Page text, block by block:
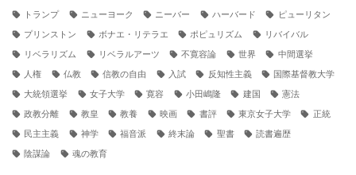
トランプ ニューヨーク ニーバー ハーバード ピューリタン
プリンストン ボナエ・リテラエ ポピュリズム リバイバル
リベラリズム リベラルアーツ 不寛容論 世界 中間選挙
人権 仏教 信教の自由 入試 反知性主義 国際基督教大学
大統領選挙 女子大学 寛容 小田嶋隆 建国 憲法
政教分離 教皇 教養 映画 書評 東京女子大学 正統
民主主義 神学 福音派 終末論 聖書 読書遍歴
陰謀論 魂の教育